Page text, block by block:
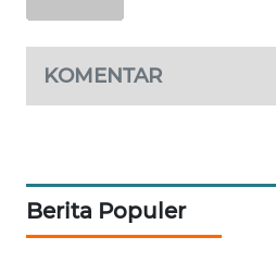
KOMENTAR
Berita Populer